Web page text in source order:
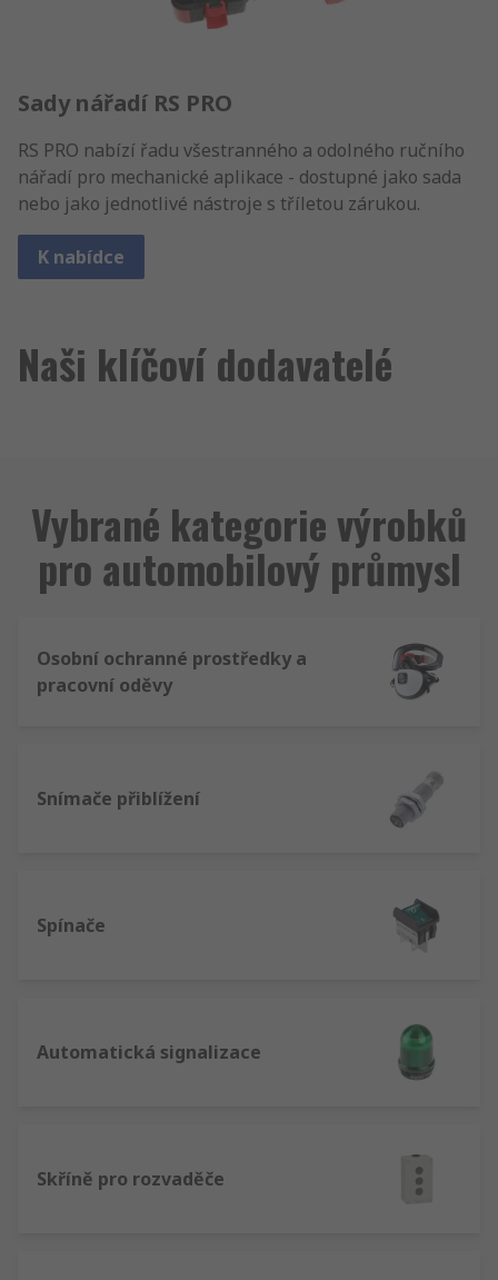
Sady nářadí RS PRO
RS PRO nabízí řadu všestranného a odolného ručního
nářadí pro mechanické aplikace - dostupné jako sada
nebo jako jednotlivé nástroje s tříletou zárukou.
K nabídce
Naši klíčoví dodavatelé
Vybrané kategorie výrobků
pro automobilový průmysl
Osobní ochranné prostředky a
pracovní oděvy
Snímače přiblížení
Spínače
Automatická signalizace
Skříně pro rozvaděče